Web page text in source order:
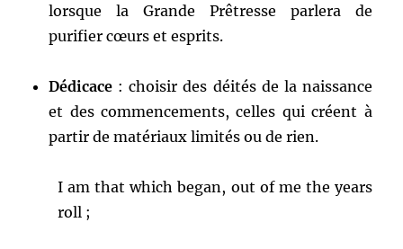
lorsque la Grande Prêtresse parlera de
purifier cœurs et esprits.
Dédicace : choisir des déités de la naissance
et des commencements, celles qui créent à
partir de matériaux limités ou de rien.
I am that which began, out of me the years
roll ;